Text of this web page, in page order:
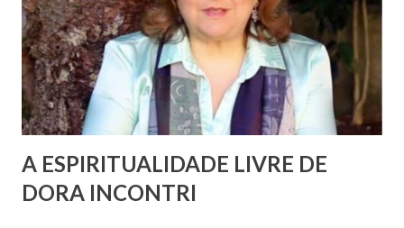
A ESPIRITUALIDADE LIVRE DE
DORA INCONTRI